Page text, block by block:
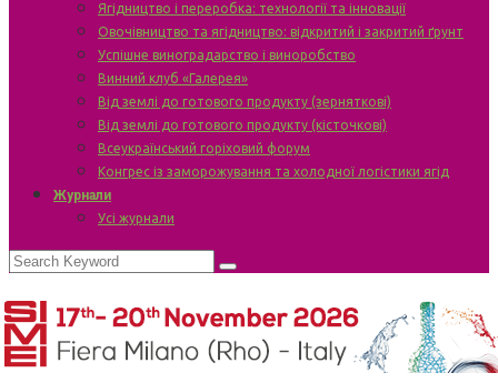
Ягідництво і переробка: технології та інновації
Овочівництво та ягідництво: відкритий і закритий ґрунт
Успішне виноградарство і виноробство
Винний клуб «Галерея»
Від землі до готового продукту (зерняткові)
Від землі до готового продукту (кісточкові)
Всеукраїнський горіховий форум
Конгрес із заморожування та холодної логістики ягід
Журнали
Усі журнали